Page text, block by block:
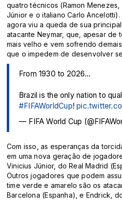
quatro técnicos (Ramon Menezes,
Júnior e o italiano Carlo
agora viu a queda de sua
atacante Neymar, que, apesar de
mais velho e vem sofrendo
que o impedem de desenvolver
From 1930 to 2026...
Brazil is the only nation to
#FIFAWorldCup!
— FIFA World Cup
Com isso, as esperanças da
em uma nova geração de
Vinicius Júnior, do Real Madrid
Outros jogadores que podem
time verde e amarelo são os
Barcelona (Espanha), e Endrick,